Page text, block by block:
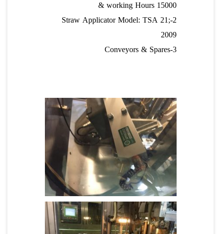
& working Hours 15000
2-Straw Applicator Model: TSA 21;
2009
3-Conveyors & Spares